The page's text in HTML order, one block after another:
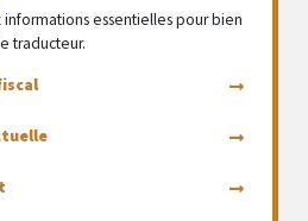
essentielles pour bien
traducteur.